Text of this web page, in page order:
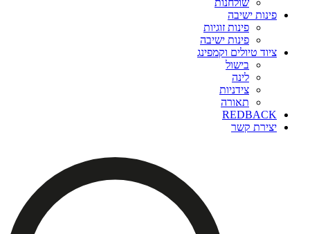
שולחנות
פינות ישיבה
פינות זוגיות
פינות ישיבה
ציוד טיולים וקמפינג
בישול
לינה
צידניות
תאורה
REDBACK
יצירת קשר